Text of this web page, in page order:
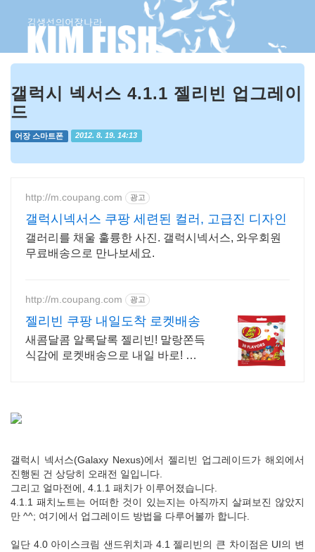
갤럭시 넥서스 4.1.1 젤리빈 업그레이
드
어장 스마트폰 2012. 8. 19. 14:13
http://m.coupang.com 광고
갤럭시넥서스 쿠팡 세련된 컬러, 고급진 디자인
갤러리를 채울 훌륭한 사진. 갤럭시넥서스, 와우회원
무료배송으로 만나보세요.
http://m.coupang.com 광고
젤리빈 쿠팡 내일도착 로켓배송
새콤달콤 알록달록 젤리빈! 말랑쫀득
식감에 로켓배송으로 내일 바로! 추
갤럭시 넥서스(Galaxy Nexus)에서 젤리빈 업그레이드가 해외에서
진행된 건 상당히 오래전 일입니다.
그리고 얼마전에, 4.1.1 패치가 이루어졌습니다.
4.1.1 패치노트는 어떠한 것이 있는지는 아직까지 살펴보진 않았지
만 ^^; 여기에서 업그레이드 방법을 다루어볼까 합니다.
일단 4.0 아이스크림 샌드위치과 4.1 젤리빈의 큰 차이점은 UI의 변